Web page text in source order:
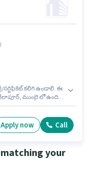
)
సర్టిఫికెట్ కలిగి ఉండాలి. ఈ
ముంబై లో ఉంది.
Apply now Call
your